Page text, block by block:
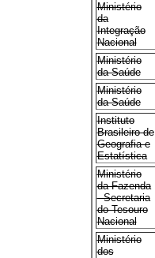
Ministério
da
Integração
Nacional
Ministério
da Saúde
Ministério
da Saúde
Instituto
Brasileiro de
Geografia e
Estatística
Ministério
da Fazenda
- Secretaria
do Tesouro
Nacional
Ministério
dos